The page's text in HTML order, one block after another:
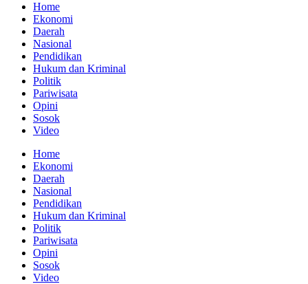
Home
Ekonomi
Daerah
Nasional
Pendidikan
Hukum dan Kriminal
Politik
Pariwisata
Opini
Sosok
Video
Home
Ekonomi
Daerah
Nasional
Pendidikan
Hukum dan Kriminal
Politik
Pariwisata
Opini
Sosok
Video